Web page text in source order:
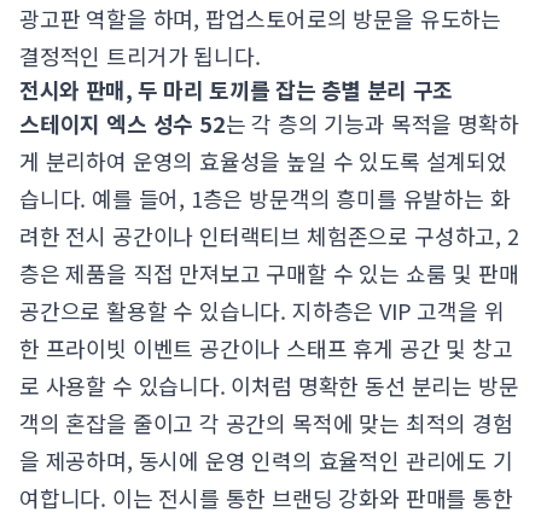
광고판 역할을 하며, 팝업스토어로의 방문을 유도하는
결정적인 트리거가 됩니다.
전시와 판매, 두 마리 토끼를 잡는 층별 분리 구조
스테이지 엑스 성수 52는 각 층의 기능과 목적을 명확하
게 분리하여 운영의 효율성을 높일 수 있도록 설계되었
습니다. 예를 들어, 1층은 방문객의 흥미를 유발하는 화
려한 전시 공간이나 인터랙티브 체험존으로 구성하고, 2
층은 제품을 직접 만져보고 구매할 수 있는 쇼룸 및 판매
공간으로 활용할 수 있습니다. 지하층은 VIP 고객을 위
한 프라이빗 이벤트 공간이나 스태프 휴게 공간 및 창고
로 사용할 수 있습니다. 이처럼 명확한 동선 분리는 방문
객의 혼잡을 줄이고 각 공간의 목적에 맞는 최적의 경험
을 제공하며, 동시에 운영 인력의 효율적인 관리에도 기
여합니다. 이는 전시를 통한 브랜딩 강화와 판매를 통한